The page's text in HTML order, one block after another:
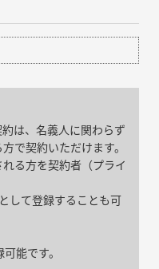
は、名義人に関わらず
で契約いただけます。
る方を契約者（プライ
して登録することも可
能です。